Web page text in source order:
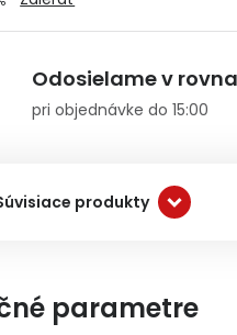
Odosielame v
pri objednávke do 15:00
produkty
parametre